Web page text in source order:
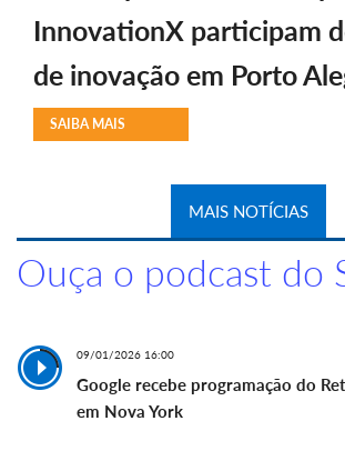
InnovationX participam
de inovação em Porto
SAIBA MAIS
MAIS NOTÍCIAS
Ouça o podcast do
09/01/2026 16:00
Google recebe programação do
em Nova York